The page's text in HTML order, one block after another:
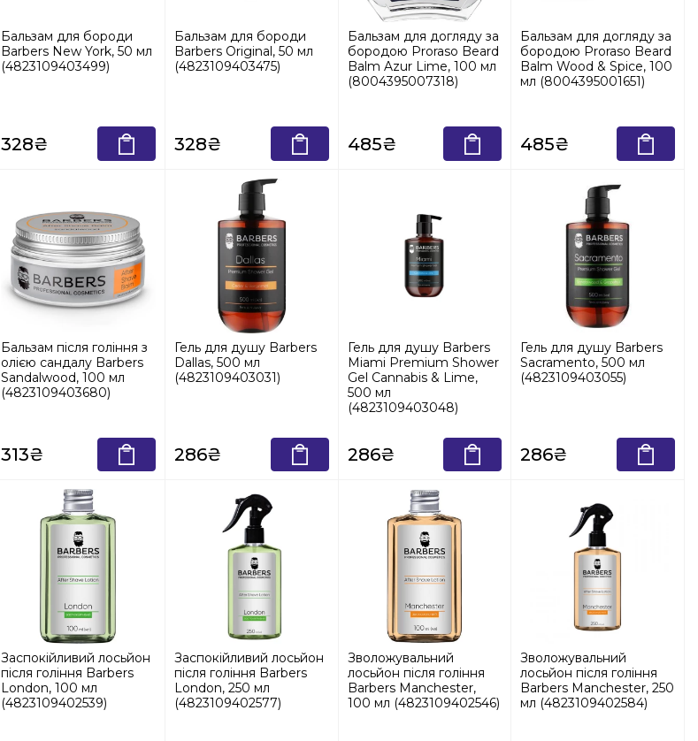
Бальзам для бороди
Barbers New York, 50 мл
(4823109403499)
328₴
Бальзам для бороди
Barbers Original, 50 мл
(4823109403475)
328₴
Бальзам для догляду за
бородою Proraso Beard
Balm Azur Lime, 100 мл
(8004395007318)
485₴
Бальзам для догляду за
бородою Proraso Beard
Balm Wood & Spice, 100
мл (8004395001651)
485₴
Бальзам після гоління з
олією сандалу Barbers
Sandalwood, 100 мл
(4823109403680)
313₴
Гель для душу Barbers
Dallas, 500 мл
(4823109403031)
286₴
Гель для душу Barbers
Miami Premium Shower
Gel Cannabis & Lime,
500 мл
(4823109403048)
286₴
Гель для душу Barbers
Sacramento, 500 мл
(4823109403055)
286₴
Заспокійливий лосьйон
після гоління Barbers
London, 100 мл
(4823109402539)
Заспокійливий лосьйон
після гоління Barbers
London, 250 мл
(4823109402577)
Зволожувальний
лосьйон після гоління
Barbers Manchester,
100 мл (4823109402546)
Зволожувальний
лосьйон після гоління
Barbers Manchester, 250
мл (4823109402584)